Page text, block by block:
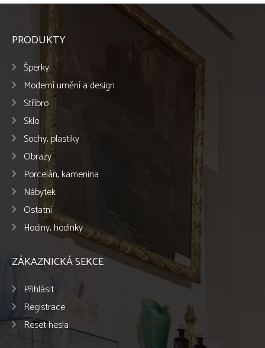
PRODUKTY
Šperky
Moderní umění a design
Stříbro
Sklo
Sochy, plastiky
Obrazy
Porcelán, kamenina
Nábytek
Ostatní
Hodiny, hodinky
ZÁKAZNICKÁ SEKCE
Přihlásit
Registrace
Reset hesla